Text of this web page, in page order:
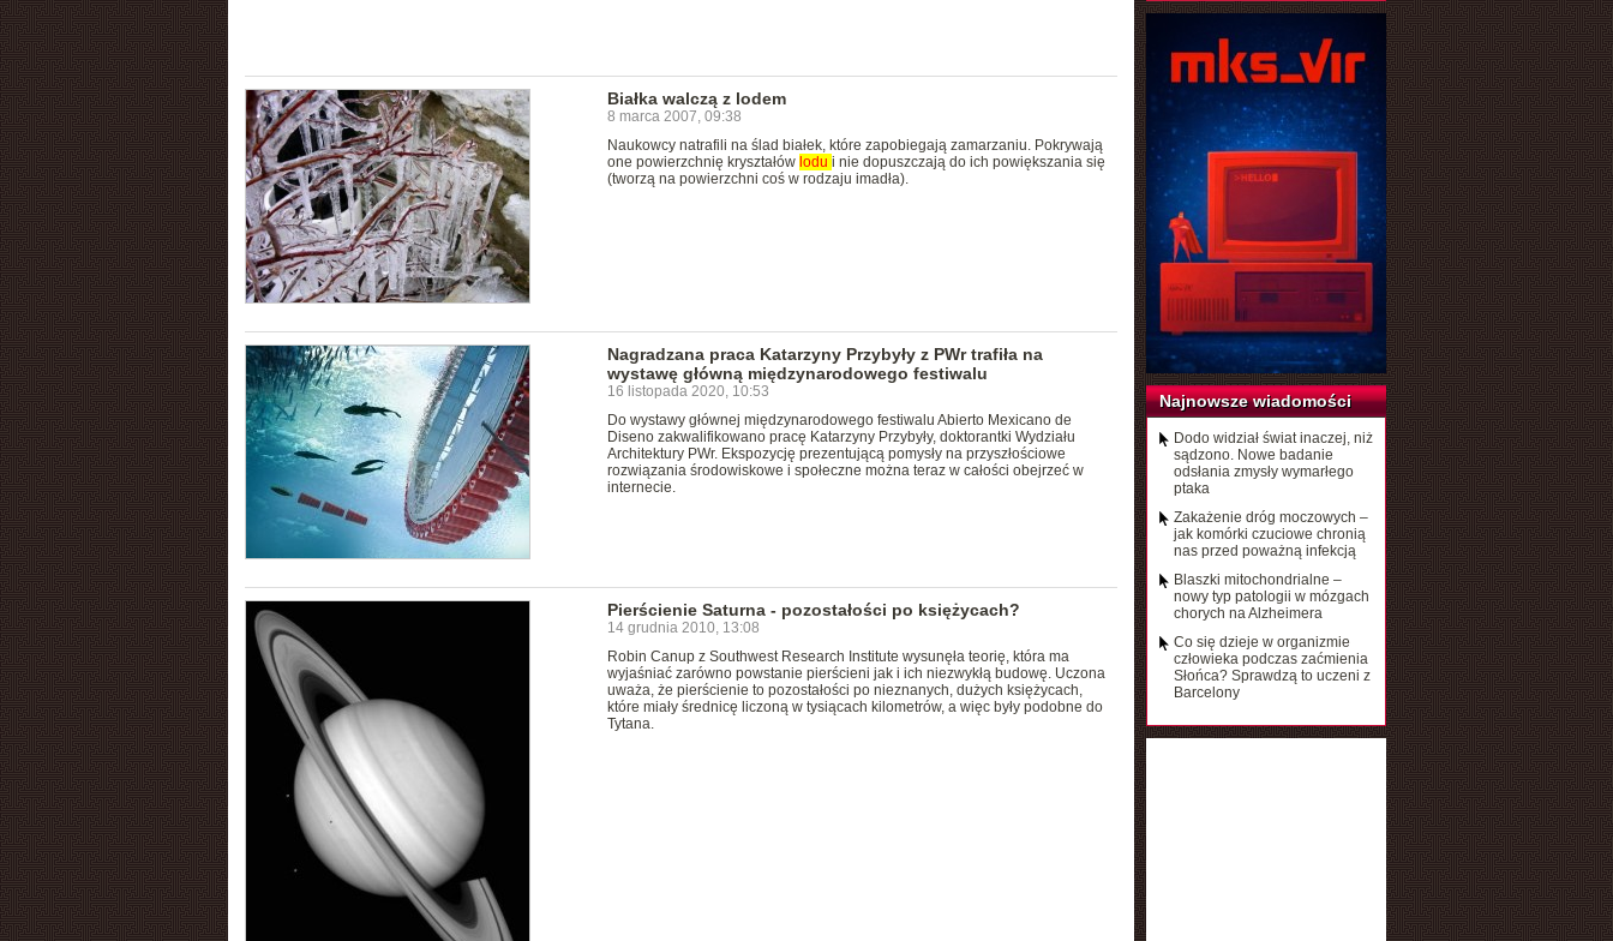
Białka walczą z lodem
8 marca 2007, 09:38
Naukowcy natrafili na ślad białek, które zapobiegają zamarzaniu. Pokrywają
one powierzchnię kryształów lodu i nie dopuszczają do ich powiększania się
(tworzą na powierzchni coś w rodzaju imadła).
Nagradzana praca Katarzyny Przybyły z PWr trafiła na
wystawę główną międzynarodowego festiwalu
16 listopada 2020, 10:53
Do wystawy głównej międzynarodowego festiwalu Abierto Mexicano de
Diseno zakwalifikowano pracę Katarzyny Przybyły, doktorantki Wydziału
Architektury PWr. Ekspozycję prezentującą pomysły na przyszłościowe
rozwiązania środowiskowe i społeczne można teraz w całości obejrzeć w
internecie.
Pierścienie Saturna - pozostałości po księżycach?
14 grudnia 2010, 13:08
Robin Canup z Southwest Research Institute wysunęła teorię, która ma
wyjaśniać zarówno powstanie pierścieni jak i ich niezwykłą budowę. Uczona
uważa, że pierścienie to pozostałości po nieznanych, dużych księżycach,
które miały średnicę liczoną w tysiącach kilometrów, a więc były podobne do
Tytana.
Najnowsze wiadomości
Dodo widział świat inaczej, niż
sądzono. Nowe badanie
odsłania zmysły wymarłego
ptaka
Zakażenie dróg moczowych –
jak komórki czuciowe chronią
nas przed poważną infekcją
Blaszki mitochondrialne –
nowy typ patologii w mózgach
chorych na Alzheimera
Co się dzieje w organizmie
człowieka podczas zaćmienia
Słońca? Sprawdzą to uczeni z
Barcelony